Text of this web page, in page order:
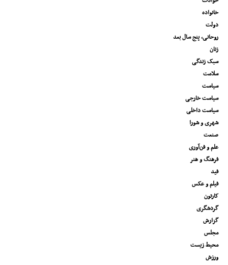
خانواده
دولت
روحانی، پنج سال بعد
زنان
سبک زندگی
سلامت
سیاست
سیاست خارجی
سیاست داخلی
شهری و شورا
صنعت
علم و فن‌آوری
فرهنگ و هنر
فید
فیلم و عکس
کارتون
گردشگری
گزارش
مجلس
محیط زیست
ورزش